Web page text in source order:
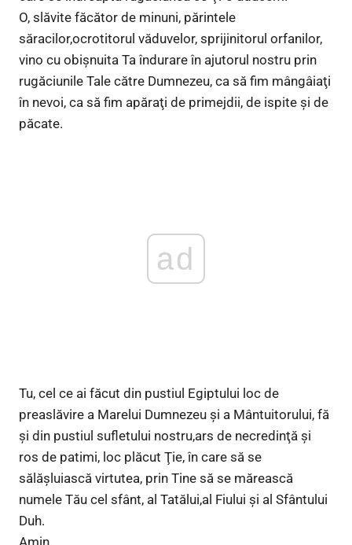
O, slăvite făcător de minuni, părintele
săracilor,ocrotitorul văduvelor, sprijinitorul orfanilor,
vino cu obişnuita Ta îndurare în ajutorul nostru prin
rugăciunile Tale către Dumnezeu, ca să fim mângâiaţi
în nevoi, ca să fim apăraţi de primejdii, de ispite şi de
păcate.
ad
Tu, cel ce ai făcut din pustiul Egiptului loc de
preaslăvire a Marelui Dumnezeu şi a Mântuitorului, fă
şi din pustiul sufletului nostru,ars de necredinţă şi
ros de patimi, loc plăcut Ţie, în care să se
sălăşluiască virtutea, prin Tine să se mărească
numele Tău cel sfânt, al Tatălui,al Fiului şi al Sfântului
Duh.
Amin.